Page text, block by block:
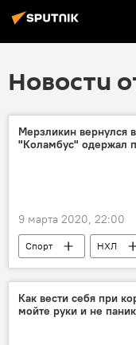
Новости
Мерзликин вернулся
"Коламбус" одержал
9 марта 2020, 22:00
Спорт НХЛ
Как вести себя при
мойте руки и не